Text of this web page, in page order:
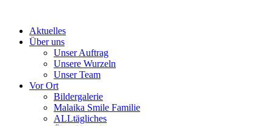
contentAktuelles
Über uns
Unser Auftrag
Unsere Wurzeln
Unser Team
Vor Ort
Bildergalerie
Malaika Smile Familie
ALLtägliches